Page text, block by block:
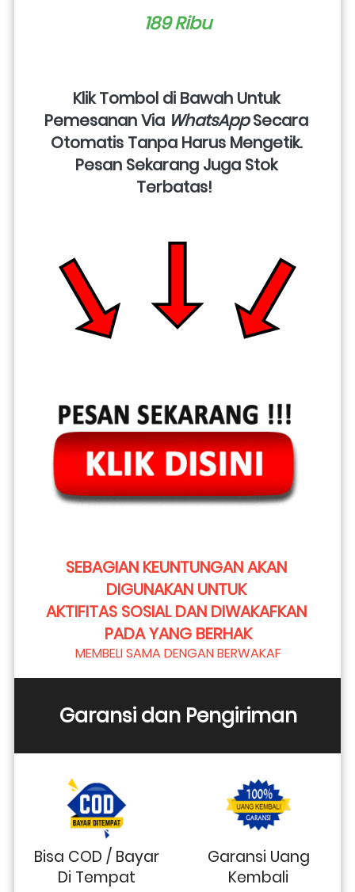
189 Ribu
Klik Tombol di Bawah Untuk
Pemesanan Via WhatsApp Secara
Otomatis Tanpa Harus Mengetik.
Pesan Sekarang Juga Stok
Terbatas!
SEBAGIAN KEUNTUNGAN AKAN
DIGUNAKAN UNTUK
AKTIFITAS SOSIAL DAN DIWAKAFKAN
PADA YANG BERHAK
MEMBELI SAMA DENGAN BERWAKAF
Garansi dan Pengiriman
Bisa COD / Bayar
Di Tempat
Garansi Uang
Kembali